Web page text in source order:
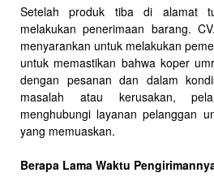
Setelah produk tiba di alamat
melakukan penerimaan barang.
menyarankan untuk melakukan
untuk memastikan bahwa koper
dengan pesanan dan dalam
masalah atau kerusakan,
menghubungi layanan pelanggan
yang memuaskan.
Berapa Lama Waktu